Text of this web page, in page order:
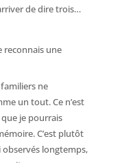
de dire trois…
reconnais une
familiers ne
un tout. Ce n’est
je pourrais
C’est plutôt
observés longtemps,